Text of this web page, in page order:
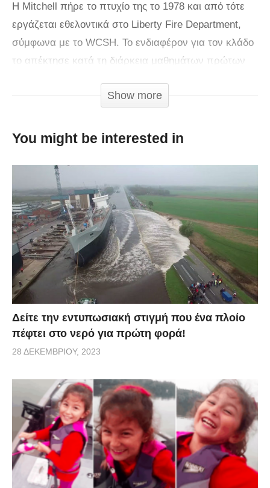
Η Mitchell πήρε το πτυχίο της το 1978 και από τότε
εργάζεται εθελοντικά στο Liberty Fire Department,
σύμφωνα με το WCSH. Το ενδιαφέρον για τον κλάδο
το απέκτησε κατά τη διάρκεια μαθημάτων πρώτων
Show more
You might be interested in
Δείτε την εντυπωσιακή στιγμή που ένα πλοίο
πέφτει στο νερό για πρώτη φορά!
28 ΔΕΚΕΜΒΡΊΟΥ, 2023